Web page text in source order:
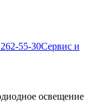
55-30Сервис и
освещение